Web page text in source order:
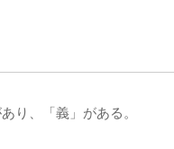
り、「義」がある。